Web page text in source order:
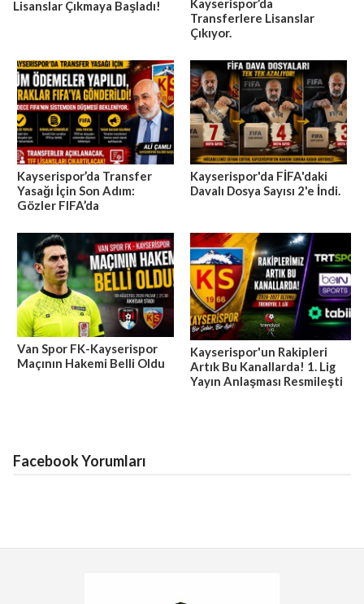
Lisanslar Çıkmaya Başladı!
Transferlere Lisanslar
Çıkıyor.
Kayserispor’da Transfer
Yasağı İçin Son Adım:
Gözler FIFA’da
Kayserispor'da FİFA'daki
Davalı Dosya Sayısı 2'e İndi.
Van Spor FK-Kayserispor
Maçının Hakemi Belli Oldu
Kayserispor'un Rakipleri
Artık Bu Kanallarda! 1. Lig
Yayın Anlaşması Resmileşti
Facebook Yorumları